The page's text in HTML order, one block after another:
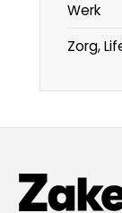
Werk
Zorg,